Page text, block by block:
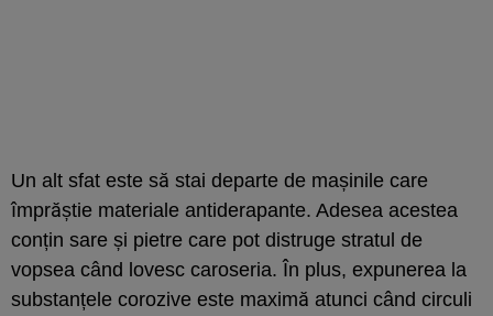
Un alt sfat este să stai departe de mașinile care
împrăștie materiale antiderapante. Adesea acestea
conțin sare și pietre care pot distruge stratul de
vopsea când lovesc caroseria. În plus, expunerea la
substanțele corozive este maximă atunci când circuli